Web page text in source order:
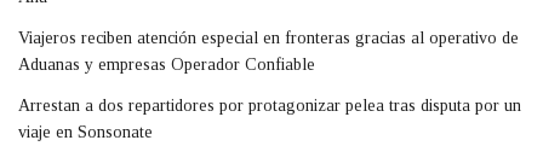
Viajeros reciben atención especial en fronteras gracias al operativo de
Aduanas y empresas Operador Confiable
Arrestan a dos repartidores por protagonizar pelea tras disputa por un
viaje en Sonsonate